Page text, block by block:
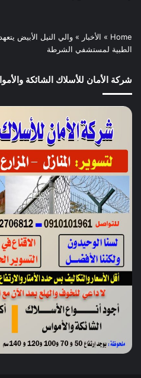
Home
» الأخبار » والي النيل الأبيض
الطبية لمستشفي الشرطة
شركة الأمان للأسلاك الشائكة